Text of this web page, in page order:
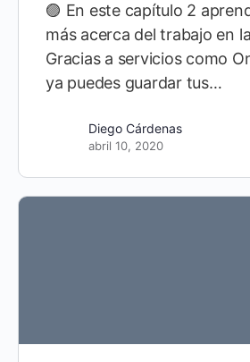
🟣 En este capítulo 2
más acerca del trabajo en
Gracias a servicios como
ya puedes guardar tus…
Diego Cárdenas
abril 10, 2020